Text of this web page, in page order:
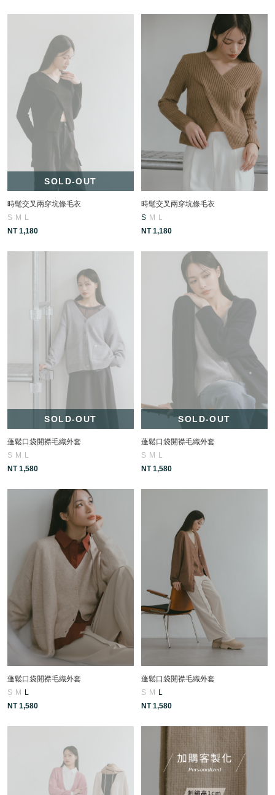
SOLD-OUT
時髦交叉兩穿坑條毛衣
S M
L
NT 1,180
時髦交叉兩穿坑條毛衣
S M
L
NT 1,180
SOLD-OUT
蓬鬆口袋開襟毛織外套
S M L
NT 1,580
SOLD-OUT
蓬鬆口袋開襟毛織外套
S M L
NT 1,580
蓬鬆口袋開襟毛織外套
S M
L
NT 1,580
蓬鬆口袋開襟毛織外套
S M
L
NT 1,580